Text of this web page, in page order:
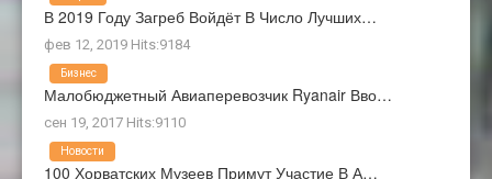
В 2019 Году Загреб Войдёт В Число Лучших…
фев 12, 2019 Hits:9184
Малобюджетный Авиаперевозчик Ryanair Вво…
сен 19, 2017 Hits:9110
Бизнес
100 Хорватских Музеев Примут Участие В А…
Новости